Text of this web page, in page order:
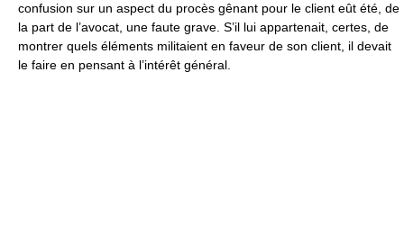
confusion sur un aspect du procès gênant pour le client eût été, de
la part de l’avocat, une faute grave. S’il lui appartenait, certes, de
montrer quels éléments militaient en faveur de son client, il devait
le faire en pensant à l’intérêt général.